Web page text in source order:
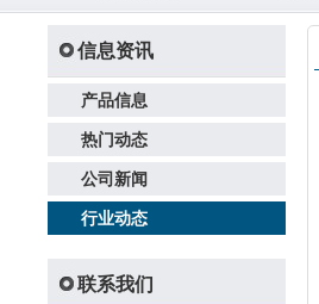
信息资讯
产品信息
热门动态
公司新闻
行业动态
联系我们